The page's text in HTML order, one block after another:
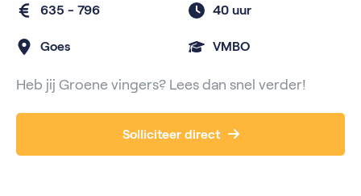
635 - 796 40 uur
Goes VMBO
Heb jij Groene vingers? Lees dan snel verder!
Solliciteer direct